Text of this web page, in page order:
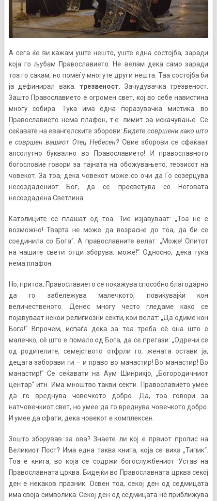
А сега ќе ви кажам уште нешто, уште една состојба, заради
која го љубам Православието. Не велам дека само заради
тоа го сакам, но помеѓу многуте други нешта. Таа состојба би
ја дефинирал вака:трезвеност . Зачудувачка трезвеност.
Зашто Православието е огромен свет, кој во себе навистина
многу собира. Тука има една поразувачка мистика: во
Православието нема плафон, т.е. лимит за искачување. Се
сеќавате на евангелските зборови: Бидете совршени како што
е совршен вашиот Отец Небесен?Овие зборови се сфаќаат
апсолутно буквално во Православието! И православното
богословие говори за тајната на обожувањето, теозисот на
човекот. За тоа, дека човекот може со очи да Го созерцува
несоздадениот Бог, да се просветува со Неговата
несоздадена Светлина.
Католиците се плашат од тоа. Тие изјавуваат: „Тоа не е
возможно! Тварта не може да возрасне до тоа, да би се
соединила со Бога“. А православните велат: „Може! Опитот
на нашите свети отци зборува: може!“ Односно, дека тука
нема плафон.
Но, притоа, Православието се покажува способно благодарно
да го забележува малечкото, повикувајќи кон
величественото. Денес многу често гледаме како се
појавуваат некои религиозни секти, кои велат: „Да одиме кон
Бога!“ Впрочем, испаѓа дека за тоа треба сè она што е
малечко, сè што е помало од Бога, да се прегази: „Одречи се
од родителите, семејството отфрли го, жената остави ја,
децата заборави ги – и право во манастир! Во манастир! Во
манастир!“ Се сеќавати на Аум Шинрикјо, „Богородичниот
центар“ итн. Има мноштво такви секти. Православието умее
да го вреднува човечкото добро. Да, тоа говори за
натчовечкиот свет, но умее да го вреднува човечкото добро.
И умее да сфати, дека човекот е комплексен.
Зошто зборував за ова? Знаете ли кој е првиот пропис на
Великиот Пост? Има една таква книга, која се вика „Типик“.
Тоа е книга, во која се содржи богослужбениот Устав на
Православната црква. Бидејќи во Православната црква секој
ден е некаков празник. Освен тоа, секој ден од седмицата
има своја символика. Секој ден од седмицата нè приближува